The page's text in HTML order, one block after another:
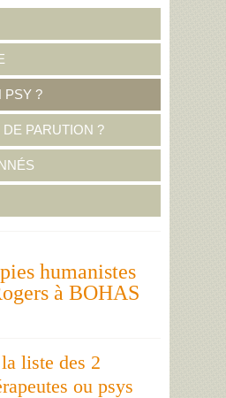
PSY ?
PARUTION ?
humanistes
à BOHAS
liste des 2
ou psys